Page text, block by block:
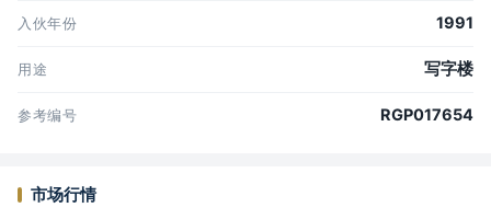
入伙年份 1991
用途 写字楼
参考编号 RGP017654
市场行情